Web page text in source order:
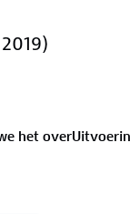
het over